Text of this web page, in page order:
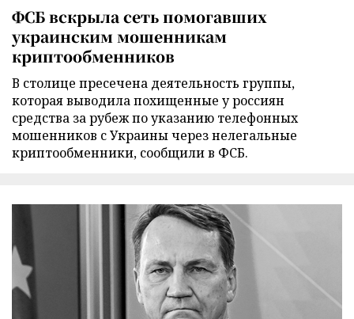
ФСБ вскрыла сеть помогавших
украинским мошенникам
криптообменников
В столице пресечена деятельность группы,
которая выводила похищенные у россиян
средства за рубеж по указанию телефонных
мошенников с Украины через нелегальные
криптообменники, сообщили в ФСБ.